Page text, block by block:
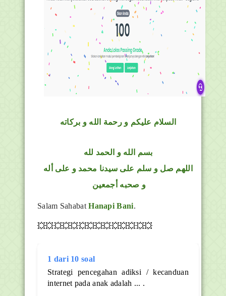
السلام عليكم و رحمة الله و بركاته
بسم الله و الحمد لله
اللهم صل و سلم على سيدنا محمد و على أله
و صحبه أجمعين
Salam SahabatHanapi Bani.
💥💥💥💥💥💥💥💥💥💥💥💥💥💥
1 dari 10 soal
Strategi pencegahan adiksi / kecanduan
internet pada anak adalah ... .